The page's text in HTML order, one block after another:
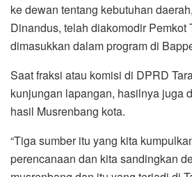
ke dewan tentang kebutuhan
Dinandus, telah diakomodir Pemkot
dimasukkan dalam program di
Saat fraksi atau komisi di DPRD
kunjungan lapangan, hasilnya juga
hasil Musrenbang kota.
“Tiga sumber itu yang kita
perencanaan dan kita sandingkan